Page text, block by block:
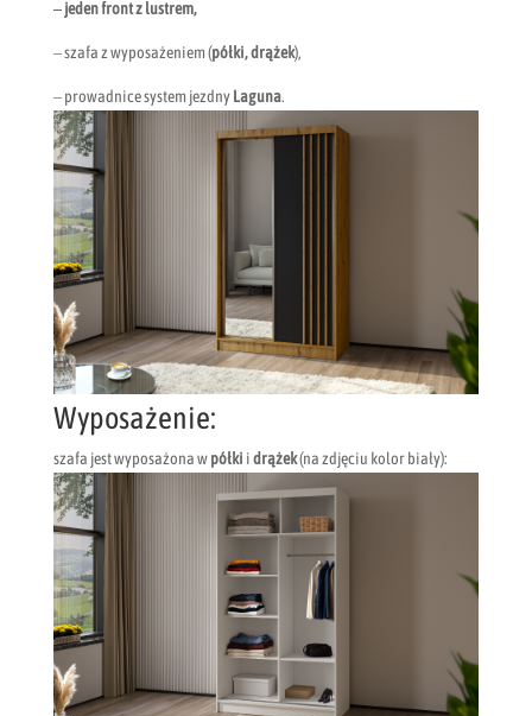
– jeden front z lustrem,
– szafa z wyposażeniem (półki, drążek),
– prowadnice system jezdnyLaguna.
Wyposażenie:
szafa jest wyposażona wpółki idrążek(na zdjęciu kolor biały):